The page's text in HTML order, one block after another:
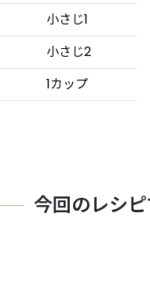
小さじ1
小さじ2
1カップ
今回のレシ